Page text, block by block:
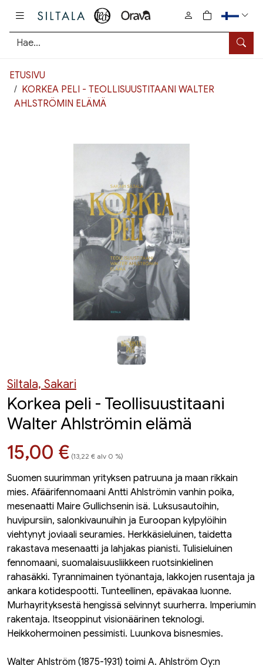
Hae
0
tuotetta
ETUSIVU
KORKEA PELI - TEOLLISUUSTITAANI WALTER
AHLSTRÖMIN ELÄMÄ
Siltala, Sakari
Korkea peli - Teollisuustitaani
Walter Ahlströmin elämä
Hinta nyt
15,00 € (13,22 € alv 0 %)
Suomen suurimman yrityksen patruuna ja maan rikkain
mies. Afäärifennomaani Antti Ahlströmin vanhin poika,
mesenaatti Maire Gullichsenin isä. Luksusautoihin,
huvipursiin, salonkivaunuihin ja Euroopan kylpylöihin
viehtynyt joviaali seuramies. Herkkäsieluinen, taidetta
rakastava mesenaatti ja lahjakas pianisti. Tulisieluinen
fennomaani, suomalaisuusliikkeen ruotsinkielinen
rahasäkki. Tyrannimainen työnantaja, lakkojen rusentaja ja
ankara kotidespootti. Tunteellinen, epävakaa luonne.
Murhayrityksestä hengissä selvinnyt suurherra. Imperiumin
rakentaja. Itseoppinut visionäärinen teknologi.
Heikkohermoinen pessimisti. Luunkova bisnesmies.
Walter Ahlström (1875-1931) toimi A. Ahlström Oy:n